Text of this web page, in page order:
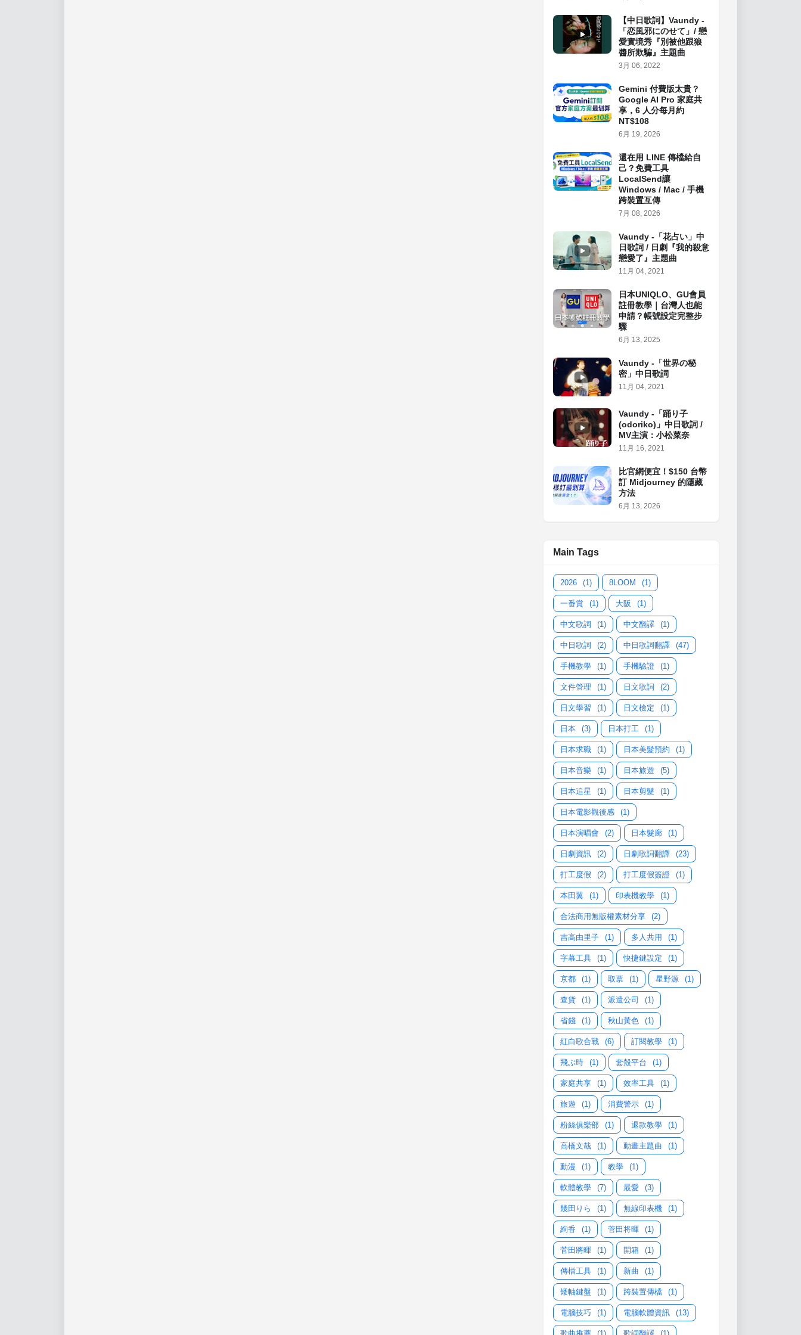
【中日歌詞】Vaundy -
「恋風邪にのせて」/ 戀
愛實境秀『別被他跟狼
醬所欺騙』主題曲
3月 06, 2022
Gemini 付費版太貴？
Google AI Pro 家庭共
享，6 人分每月約
NT$108
6月 19, 2026
還在用 LINE 傳檔給自
己？免費工具
LocalSend讓
Windows / Mac / 手機
跨裝置互傳
7月 08, 2026
Vaundy -「花占い」中
日歌詞 / 日劇『我的殺意
戀愛了』主題曲
11月 04, 2021
日本UNIQLO、GU會員
註冊教學｜台灣人也能
申請？帳號設定完整步
驟
6月 13, 2025
Vaundy -「世界の秘
密」中日歌詞
11月 04, 2021
Vaundy -「踊り子
(odoriko)」中日歌詞 /
MV主演：小松菜奈
11月 16, 2021
比官網便宜！$150 台幣
訂 Midjourney 的隱藏
方法
6月 13, 2026
Main Tags
2026 (1) 8LOOM (1)
一番賞 (1) 大阪 (1)
中文歌詞 (1) 中文翻譯 (1)
中日歌詞 (2) 中日歌詞翻譯 (47)
手機教學 (1) 手機驗證 (1)
文件管理 (1) 日文歌詞 (2)
日文學習 (1) 日文檢定 (1)
日本 (3) 日本打工 (1)
日本求職 (1) 日本美髮預約 (1)
日本音樂 (1) 日本旅遊 (5)
日本追星 (1) 日本剪髮 (1)
日本電影觀後感 (1)
日本演唱會 (2) 日本髮廊 (1)
日劇資訊 (2) 日劇歌詞翻譯 (23)
打工度假 (2) 打工度假簽證 (1)
本田翼 (1) 印表機教學 (1)
合法商用無版權素材分享 (2)
吉高由里子 (1) 多人共用 (1)
字幕工具 (1) 快捷鍵設定 (1)
京都 (1) 取票 (1) 星野源 (1)
查貨 (1) 派遣公司 (1)
省錢 (1) 秋山黃色 (1)
紅白歌合戰 (6) 訂閱教學 (1)
飛ぶ時 (1) 套殼平台 (1)
家庭共享 (1) 效率工具 (1)
旅遊 (1) 消費警示 (1)
粉絲俱樂部 (1) 退款教學 (1)
高橋文哉 (1) 動畫主題曲 (1)
動漫 (1) 教學 (1)
軟體教學 (7) 最愛 (3)
幾田りら (1) 無線印表機 (1)
絢香 (1) 菅田将暉 (1)
菅田將暉 (1) 開箱 (1)
傳檔工具 (1) 新曲 (1)
矮軸鍵盤 (1) 跨裝置傳檔 (1)
電腦技巧 (1) 電腦軟體資訊 (13)